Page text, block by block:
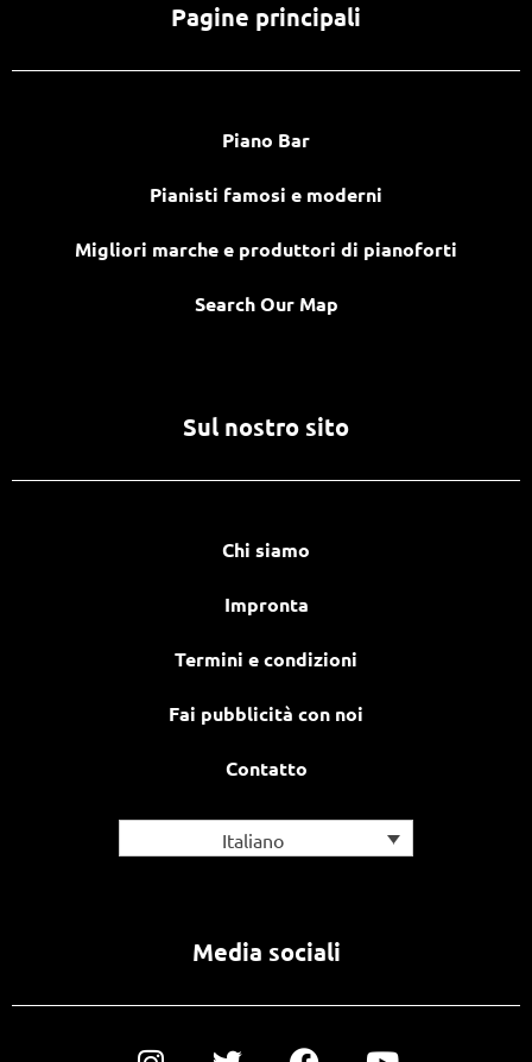
Pagine principali
Piano Bar
Pianisti famosi e moderni
Migliori marche e produttori di pianoforti
Search Our Map
Sul nostro sito
Chi siamo
Impronta
Termini e condizioni
Fai pubblicità con noi
Contatto
Italiano
Media sociali